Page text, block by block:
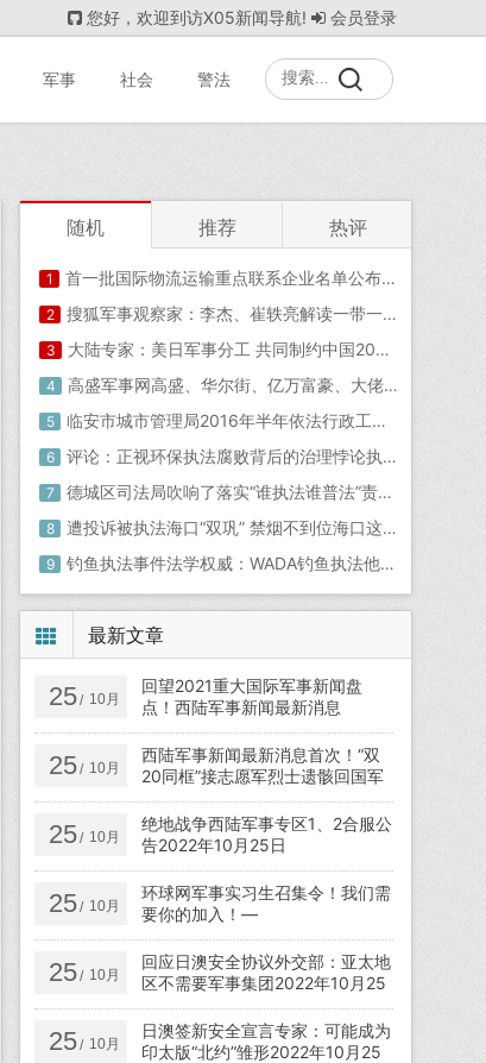
您好，欢迎到访X05新闻导航! 会员登录
军事 社会 警法
随机 推荐 热评
1 首一批国际物流运输重点联系企业名单公布2020-06-20ewe国际物流
2 搜狐军事观察家：李杰、崔轶亮解读一带一路-
3 大陆专家：美日军事分工 共同制约中国2021-02-17凤凰军事直播间
4 高盛军事网高盛、华尔街、亿万富豪、大佬：川普组了一届超白金美国政府！
5 临安市城市管理局2016年半年依法行政工作总结？依法行政 执法必严
6 评论：正视环保执法腐败背后的治理悖论执法悖论
7 德城区司法局吹响了落实“谁执法谁普法”责任制的行动号角
8 遭投诉被执法海口“双巩” 禁烟不到位海口这两家被市民投诉的茶吧、水吧被罚了！
9 钓鱼执法事件法学权威：WADA钓鱼执法他们违规在先孙杨该胜诉可惜选错律师
最新文章
25/ 10月
回望2021重大国际军事新闻盘
点！西陆军事新闻最新消息
25/ 10月
西陆军事新闻最新消息首次！“双
20同框”接志愿军烈士遗骸回国军
事专家点出背后涵义
25/ 10月
绝地战争西陆军事专区1、2合服公
告2022年10月25日
25/ 10月
环球网军事实习生召集令！我们需
要你的加入！—
25/ 10月
回应日澳安全协议外交部：亚太地
区不需要军事集团2022年10月25
日
25/ 10月
日澳签新安全宣言专家：可能成为
印太版“北约”雏形2022年10月25